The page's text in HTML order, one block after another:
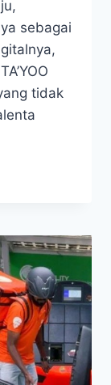
sebagai
tidak